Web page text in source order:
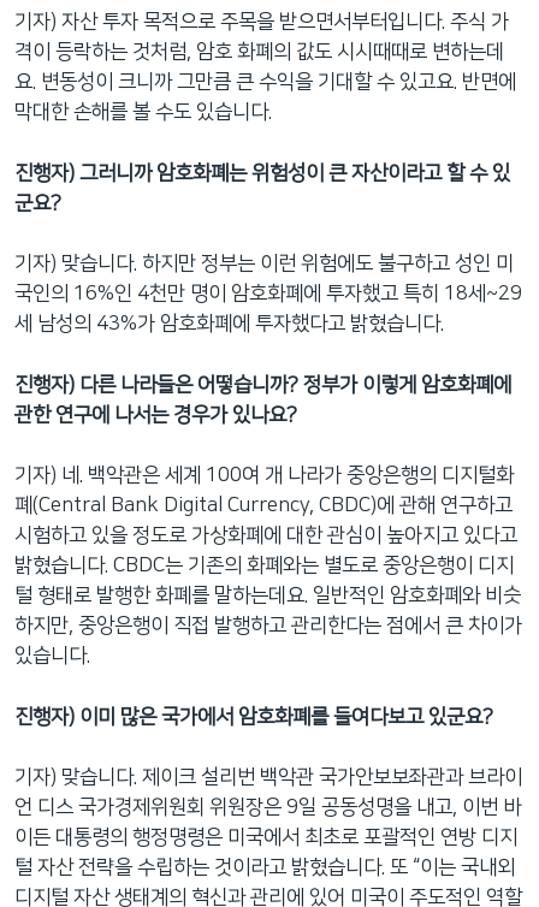
기자) 자산 투자 목적으로 주목을 받으면서부터입니다. 주식 가
격이 등락하는 것처럼, 암호 화폐의 값도 시시때때로 변하는데
요. 변동성이 크니까 그만큼 큰 수익을 기대할 수 있고요. 반면에
막대한 손해를 볼 수도 있습니다.
진행자) 그러니까 암호화폐는 위험성이 큰 자산이라고 할 수 있
군요?
기자) 맞습니다. 하지만 정부는 이런 위험에도 불구하고 성인 미
국인의 16%인 4천만 명이 암호화폐에 투자했고 특히 18세~29
세 남성의 43%가 암호화폐에 투자했다고 밝혔습니다.
진행자) 다른 나라들은 어떻습니까? 정부가 이렇게 암호화폐에
관한 연구에 나서는 경우가 있나요?
기자) 네. 백악관은 세계 100여 개 나라가 중앙은행의 디지털화
폐(Central Bank Digital Currency, CBDC)에 관해 연구하고
시험하고 있을 정도로 가상화폐에 대한 관심이 높아지고 있다고
밝혔습니다. CBDC는 기존의 화폐와는 별도로 중앙은행이 디지
털 형태로 발행한 화폐를 말하는데요. 일반적인 암호화폐와 비슷
하지만, 중앙은행이 직접 발행하고 관리한다는 점에서 큰 차이가
있습니다.
진행자) 이미 많은 국가에서 암호화폐를 들여다보고 있군요?
기자) 맞습니다. 제이크 설리번 백악관 국가안보보좌관과 브라이
언 디스 국가경제위원회 위원장은 9일 공동성명을 내고, 이번 바
이든 대통령의 행정명령은 미국에서 최초로 포괄적인 연방 디지
털 자산 전략을 수립하는 것이라고 밝혔습니다. 또 “이는 국내외
디지털 자산 생태계의 혁신과 관리에 있어 미국이 주도적인 역할